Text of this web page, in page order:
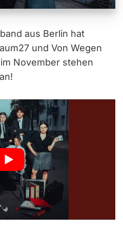
aus Berlin hat
und Von Wegen
November stehen